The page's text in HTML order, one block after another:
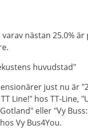
nästan 25.0%
huvudstad"
just nu är
Line!" hos TT-Line,
eller "Vy Buss:
Vy Bus4You.